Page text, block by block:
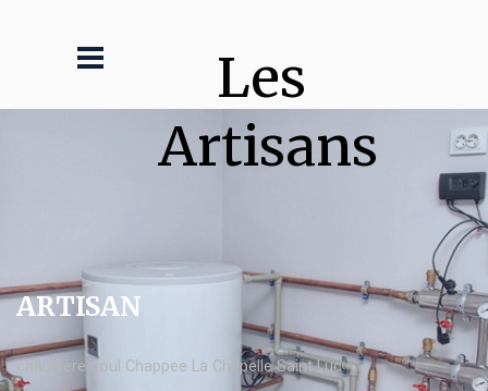
Les
Artisans
ARTISAN
chaudière fioul Chappee La Chapelle Saint Luc